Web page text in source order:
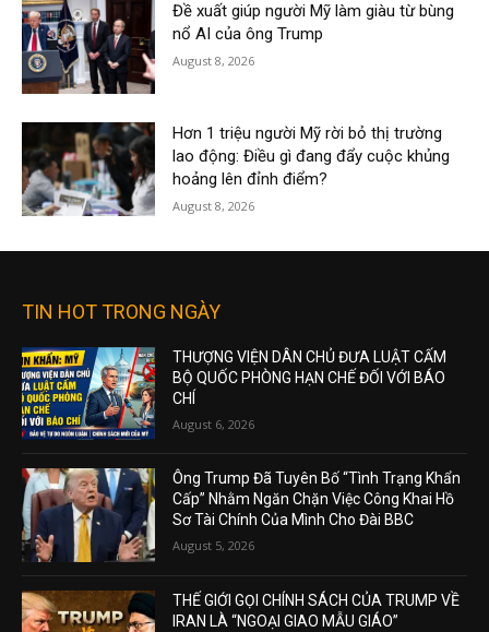
Đề xuất giúp người Mỹ làm giàu từ bùng
nổ AI của ông Trump
August 8, 2026
Hơn 1 triệu người Mỹ rời bỏ thị trường
lao động: Điều gì đang đẩy cuộc khủng
hoảng lên đỉnh điểm?
August 8, 2026
TIN HOT TRONG NGÀY
THƯỢNG VIỆN DÂN CHỦ ĐƯA LUẬT CẤM
BỘ QUỐC PHÒNG HẠN CHẾ ĐỐI VỚI BÁO
CHÍ
August 6, 2026
Ông Trump Đã Tuyên Bố “Tình Trạng Khẩn
Cấp” Nhằm Ngăn Chặn Việc Công Khai Hồ
Sơ Tài Chính Của Mình Cho Đài BBC
August 5, 2026
THẾ GIỚI GỌI CHÍNH SÁCH CỦA TRUMP VỀ
IRAN LÀ “NGOẠI GIAO MẪU GIÁO”